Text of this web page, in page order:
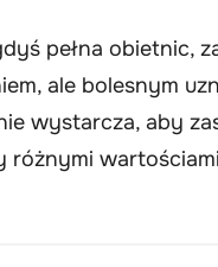
pełna obietnic,
ale bolesnym
wystarcza, aby
różnymi